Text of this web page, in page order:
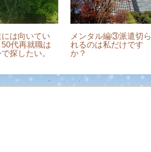
は向いてい
50代再就職は
探したい。
メンタル編③派遣切ら
れるのは私だけです
か？